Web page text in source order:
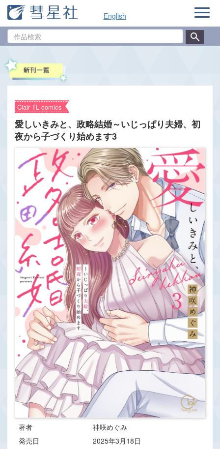
English
品
ナ
ゲ
Clair TL comics
愛しいきみと、政略結婚～いじっぱり夫婦、初
夜から子づくり始めます3
著者
神咲めぐみ
発売日
2025年3月18日